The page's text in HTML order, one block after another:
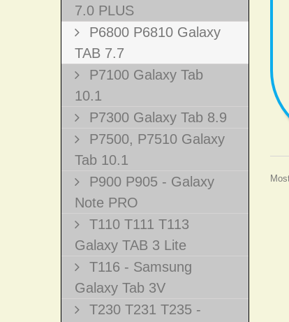
7.0 PLUS
P6800 P6810 Galaxy
TAB 7.7
P7100 Galaxy Tab
10.1
P7300 Galaxy Tab 8.9
P7500, P7510 Galaxy
Tab 10.1
P900 P905 - Galaxy
Note PRO
T110 T111 T113
Galaxy TAB 3 Lite
T116 - Samsung
Galaxy Tab 3V
T230 T231 T235 -